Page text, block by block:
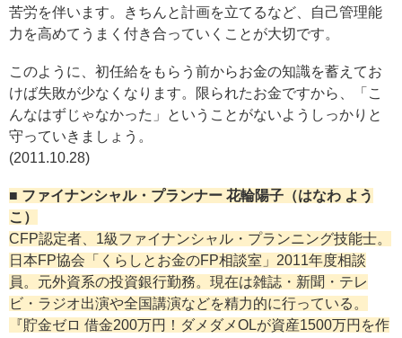
苦労を伴います。きちんと計画を立てるなど、自己管理能
力を高めてうまく付き合っていくことが大切です。
このように、初任給をもらう前からお金の知識を蓄えてお
けば失敗が少なくなります。限られたお金ですから、「こ
んなはずじゃなかった」ということがないようしっかりと
守っていきましょう。
(2011.10.28)
■ ファイナンシャル・プランナー 花輪陽子（はなわ よう
こ）
CFP認定者、1級ファイナンシャル・プランニング技能士。
日本FP協会「くらしとお金のFP相談室」2011年度相談
員。元外資系の投資銀行勤務。現在は雑誌・新聞・テレ
ビ・ラジオ出演や全国講演などを精力的に行っている。
『貯金ゼロ 借金200万円！ダメダメOLが資産1500万円を作